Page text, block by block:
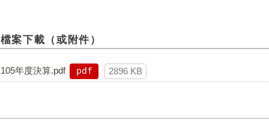
檔案下載（或附件）
105年度決算.pdf pdf 2896 KB